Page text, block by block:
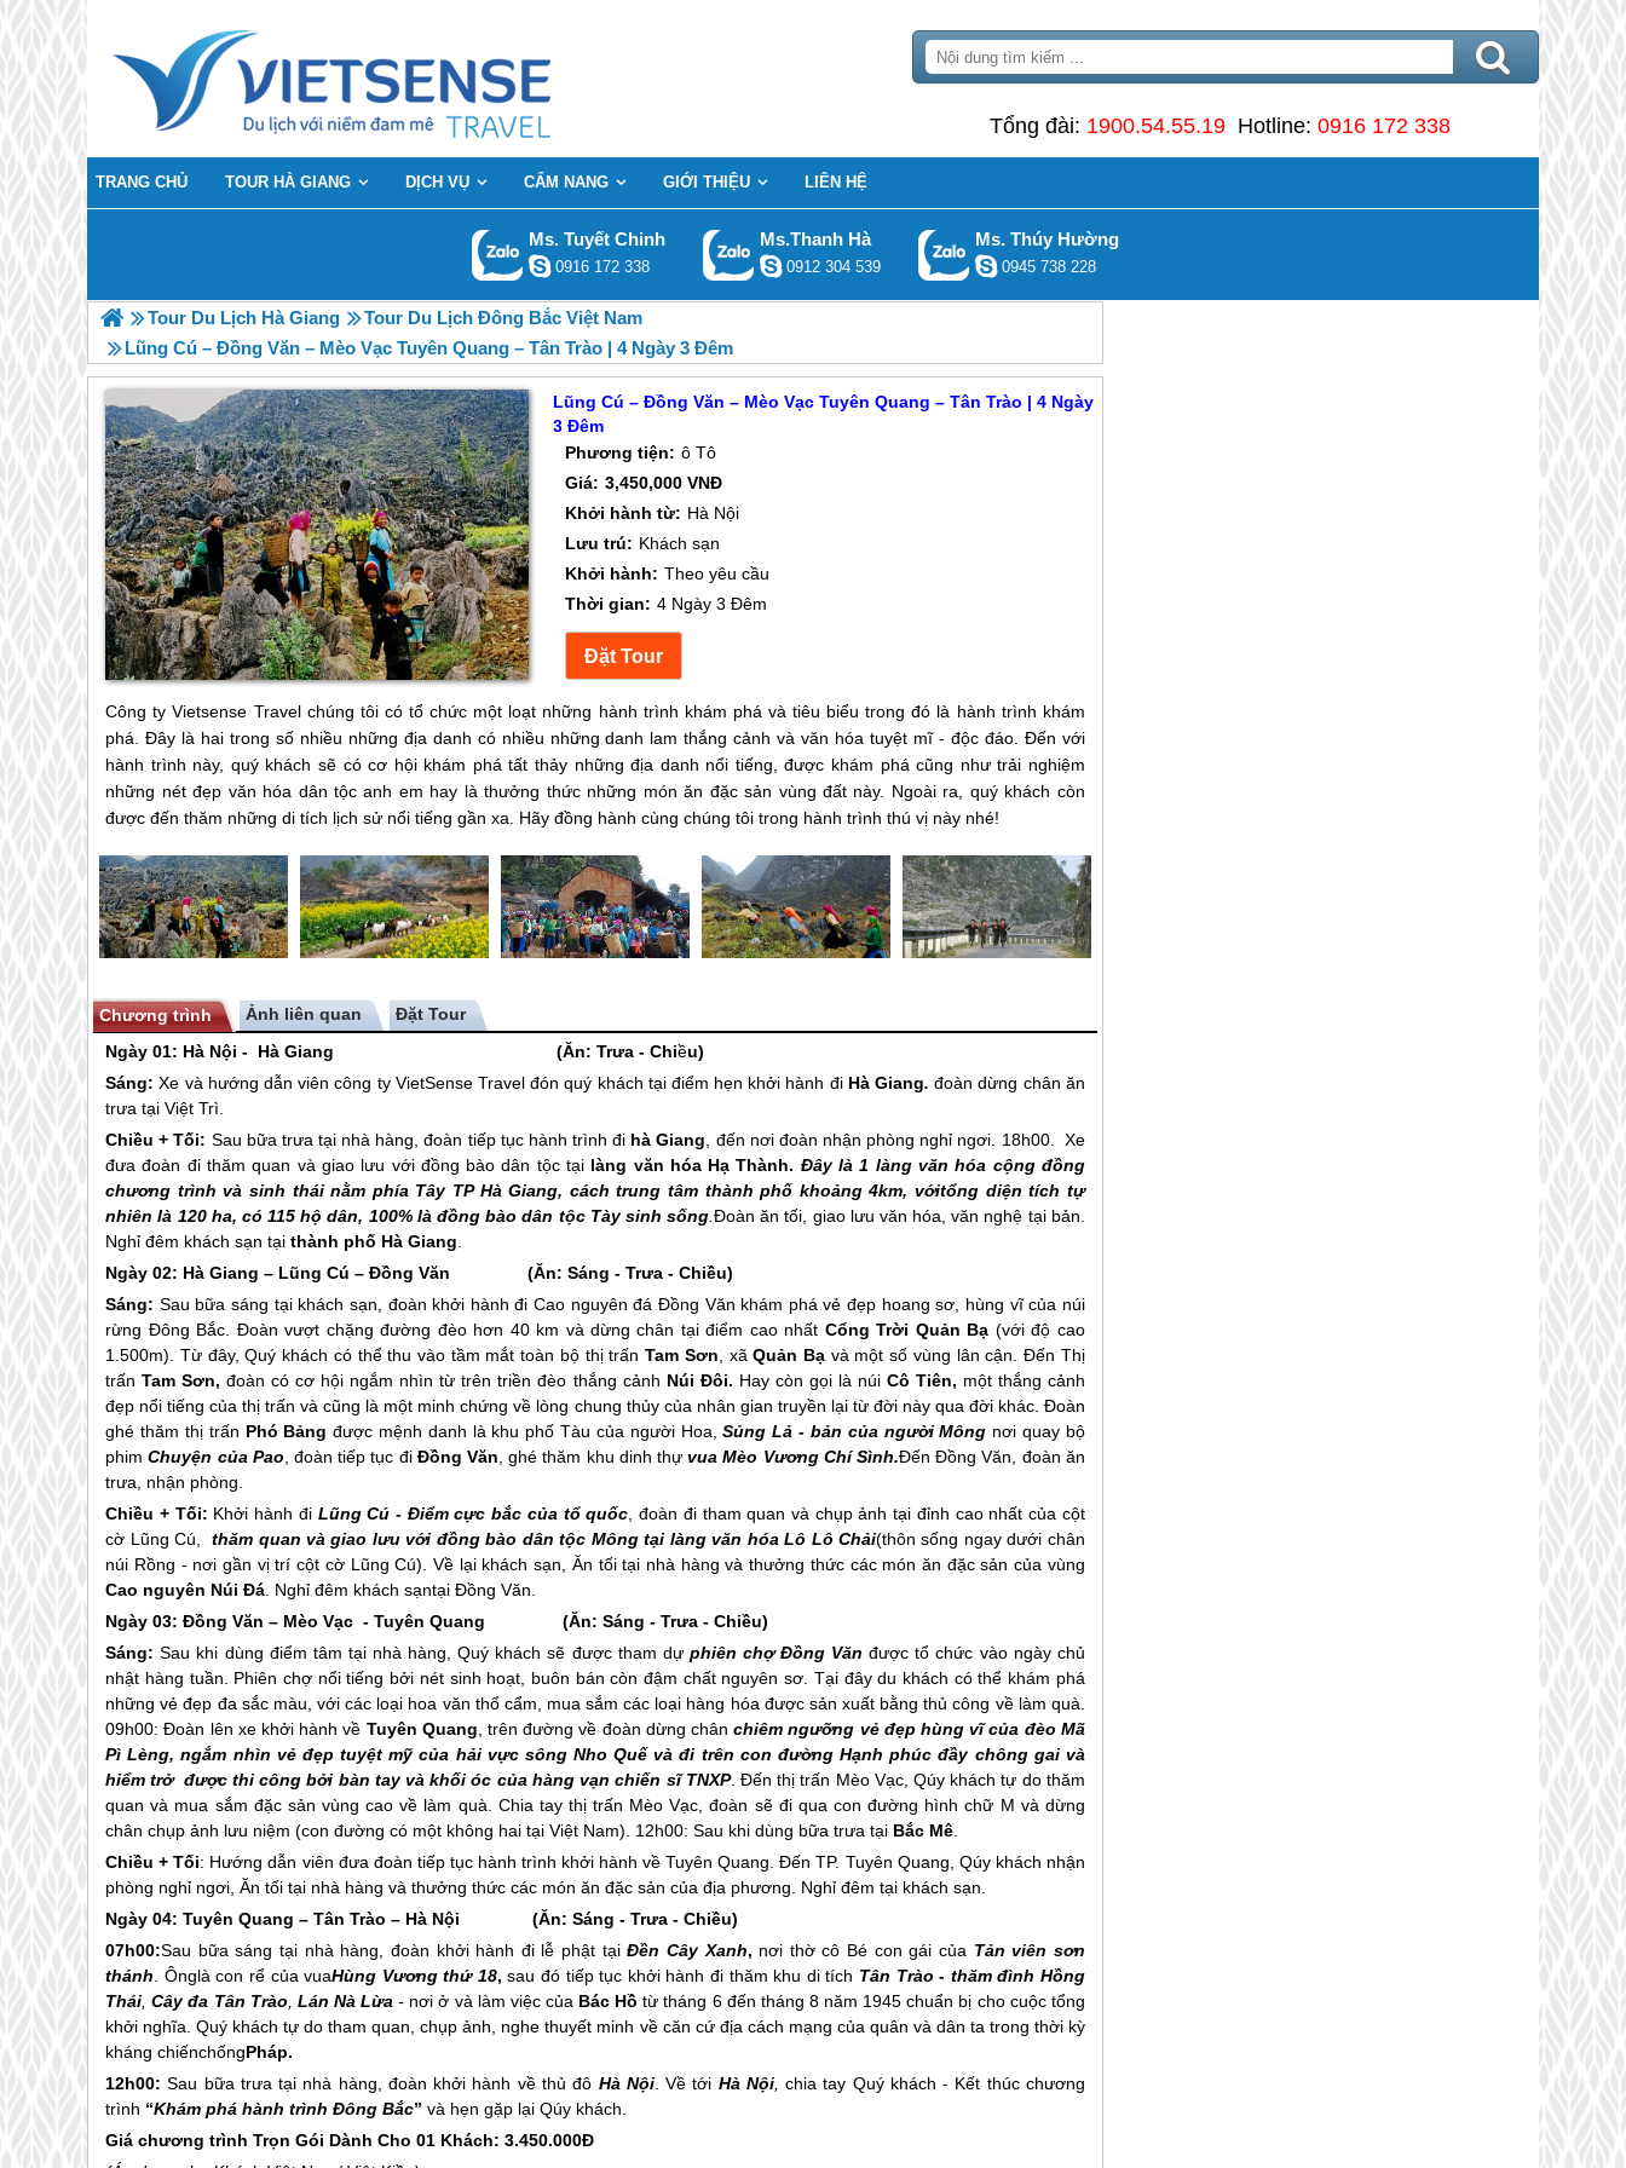
Tổng đài: 1900.54.55.19 Hotline: 0916 172 338
TRANG CHỦ TOUR HÀ GIANG DỊCH VỤ CẨM NANG GIỚI THIỆU LIÊN HỆ
Ms. Tuyết Chinh
0916 172 338
Ms.Thanh Hà
0912 304 539
Ms. Thúy Hường
0945 738 228
Tour Du Lịch Hà Giang
Tour Du Lịch Đông Bắc Việt Nam
Lũng Cú – Đồng Văn – Mèo Vạc Tuyên Quang – Tân Trào | 4 Ngày 3 Đêm
Lũng Cú – Đồng Văn – Mèo Vạc Tuyên Quang – Tân Trào | 4 Ngày
3 Đêm
Phương tiện: ô Tô
Giá: 3,450,000 VNĐ
Khởi hành từ: Hà Nội
Lưu trú: Khách sạn
Khởi hành: Theo yêu cầu
Thời gian: 4 Ngày 3 Đêm
Công ty Vietsense Travel chúng tôi có tổ chức một loạt những hành trình khám phá và tiêu biểu trong đó là hành trình khám
phá. Đây là hai trong số nhiều những địa danh có nhiều những danh lam thắng cảnh và văn hóa tuyệt mĩ - độc đáo. Đến với
hành trình này, quý khách sẽ có cơ hội khám phá tất thảy những địa danh nổi tiếng, được khám phá cũng như trải nghiệm
những nét đẹp văn hóa dân tộc anh em hay là thưởng thức những món ăn đặc sản vùng đất này. Ngoài ra, quý khách còn
được đến thăm những di tích lịch sử nổi tiếng gần xa. Hãy đồng hành cùng chúng tôi trong hành trình thú vị này nhé!
Chương trình
Ảnh liên quan
Ngày 01: Hà Nội - Hà Giang (Ăn: Trư­a - Chiều)
Sáng: Xe và hướng dẫn viên công ty VietSense Travel đón quý khách tại điểm hẹn khởi hành đi Hà Giang. đoàn dừng chân ăn
trưa tại Việt Trì.
Chiều + Tối: Sau bữa trưa tại nhà hàng, đoàn tiếp tục hành trình đi hà Giang , đến nơi đoàn nhận phòng nghỉ ngơi. 18h00. Xe
đưa đoàn đi thăm quan và giao lưu với đồng bào dân tộc tại làng văn hóa Hạ Thành. Đây là 1 làng văn hóa cộng đồng
chương trình và sinh thái nằm phía Tây TP Hà Giang, cách trung tâm thành phố khoảng 4km, vớitổng diện tích tự
nhiên là 120 ha, có 115 hộ dân, 100% là đồng bào dân tộc Tày sinh sống .Đoàn ăn tối, giao lưu văn hóa, văn nghệ tại bản.
Nghỉ đêm khách sạn tạithành phố Hà Giang
Ngày 02: Hà Giang – Lũng Cú – Đồng Văn (Ăn: Sáng - Trưa - Chiều)
Sáng: Sau bữa sáng tại khách sạn, đoàn khởi hành đi Cao nguyên đá Đồng Văn khám phá vẻ đẹp hoang sơ, hùng vĩ của núi
rừng Đông Bắc. Đoàn vượt chặng đường đèo hơn 40 km và dừng chân tại điểm cao nhất Cổng Trời Quản Bạ (với độ cao
1.500m). Từ đây, Quý khách có thể thu vào tầm mắt toàn bộ thị trấnTam Sơn , xãQuản Bạ và một số vùng lân cận. Đến Thị
trấnTam Sơn, đoàn có cơ hội ngắm nhìn từ trên triền đèo thắng cảnh Núi Đôi. Hay còn gọi là núi Cô Tiên, một thắng cảnh
đẹp nổi tiếng của thị trấn và cũng là một minh chứng về lòng chung thủy của nhân gian truyền lại từ đời này qua đời khác. Đoàn
ghé thăm thị trấn Phó Bảng được mệnh danh là khu phố Tàu của người Hoa,Sủng Lả - bản của người Mông nơi quay bộ
phimChuyện của Pao , đoàn tiếp tục đi Đồng Văn , ghé thăm khu dinh thựvua Mèo Vương Chí Sình.Đến Đồng Văn, đoàn ăn
trưa, nhận phòng.
Chiều + Tối: Khởi hành đi Lũng Cú - Điểm cực bắc của tổ quốc , đoàn đi tham quan và chụp ảnh tại đỉnh cao nhất của cột
cờ Lũng Cú,thăm quan và giao lưu với đồng bào dân tộc Mông tại làng văn hóa Lô Lô Chải(thôn sống ngay dưới chân
núi Rồng - nơi gần vị trí cột cờ Lũng Cú). Về lại khách sạn, Ăn tối tại nhà hàng và thưởng thức các món ăn đặc sản của vùng
Cao nguyên Núi Đá . Nghỉ đêm khách sạntại Đồng Văn.
Ngày 03: Đồng Văn – Mèo Vạc - Tuyên Quang
(Ăn: Sáng - Trư­a - Chiều)
Sáng:Sau khi dùng điểm tâm tại nhà hàng, Quý khách sẽ được tham dự phiên chợ Đồng Văn được tổ chức vào ngày chủ
nhật hàng tuần. Phiên chợ nổi tiếng bởi nét sinh hoạt, buôn bán còn đậm chất nguyên sơ. Tại đây du khách có thể khám phá
những vẻ đẹp đa sắc màu, với các loại hoa văn thổ cẩm, mua sắm các loại hàng hóa được sản xuất bằng thủ công về làm quà.
09h00: Đoàn lên xe khởi hành về Tuyên Quang , trên đường về đoàn dừng chânchiêm ngưỡng vẻ đẹp hùng vĩ của đèo Mã
Pì Lèng, ngắm nhìn vẻ đẹp tuyệt mỹ của hải vực sông Nho Quế và đi trên con đường Hạnh phúc đầy chông gai và
hiểm trở được thi công bởi bàn tay và khối óc của hàng vạn chiến sĩ TNXP. Đến thị trấn Mèo Vạc, Qúy khách tự do thăm
quan và mua sắm đặc sản vùng cao về làm quà. Chia tay thị trấn Mèo Vạc, đoàn sẽ đi qua con đường hình chữ M và dừng
chân chụp ảnh lưu niệm (con đường có một không hai tại Việt Nam). 12h00: Sau khi dùng bữa trưa tại Bắc Mê
Chiều + Tối: Hướng dẫn viên đưa đoàn tiếp tục hành trình khởi hành về Tuyên Quang. Đến TP. Tuyên Quang, Qúy khách nhận
phòng nghỉ ngơi, Ăn tối tại nhà hàng và thưởng thức các món ăn đặc sản của địa phương. Nghỉ đêm tại khách sạn.
Ngày 04: Tuyên Quang – Tân Trào – Hà Nội (Ăn: Sáng - Trưa - Chiều)
07h00:Sau bữa sáng tại nhà hàng, đoàn khởi hành đi lễ phật tạiĐền Cây Xanh, nơi thờ cô Bé con gái của Tản viên sơn
thánh . Ônglà con rể của vuaHùng Vương thứ 18, sau đó tiếp tục khởi hành đi thăm khu di tích Tân Trào - thăm đình Hồng
Thái ,Cây đa Tân Trào Lán Nà Lừa - nơi ở và làm việc của Bác Hồ từ tháng 6 đến tháng 8 năm 1945 chuẩn bị cho cuộc tổng
khởi nghĩa. Quý khách tự do tham quan, chụp ảnh, nghe thuyết minh về căn cứ địa cách mạng của quân và dân ta trong thời kỳ
kháng chiếnchốngPháp.
12h00:Sau bữa trưa tại nhà hàng, đoàn khởi hành về thủ đô Hà Nội. Về tới Hà Nội, chia tay Quý khách - Kết thúc chương
trình “Khám phá hành trình Đông Bắc”và hẹn gặp lại Qúy khách.
Giá chương trình Trọn Gói Dành Cho 01 Khách: 3.450.000Đ